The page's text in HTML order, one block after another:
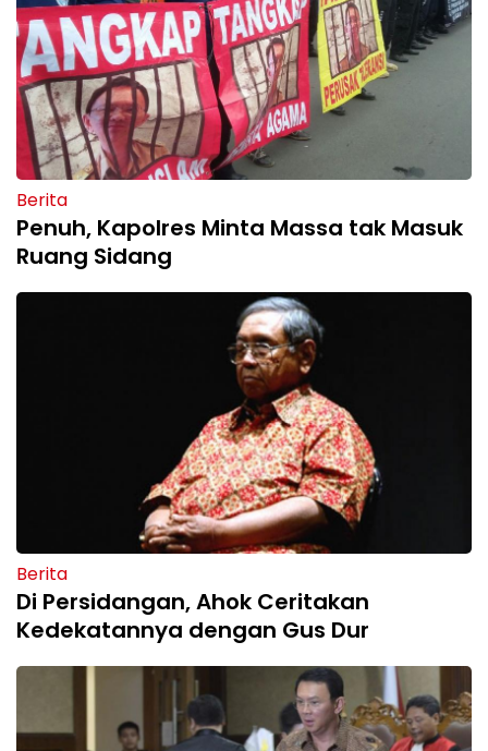
Berita
Penuh, Kapolres Minta Massa tak Masuk
Ruang Sidang
Berita
Di Persidangan, Ahok Ceritakan
Kedekatannya dengan Gus Dur